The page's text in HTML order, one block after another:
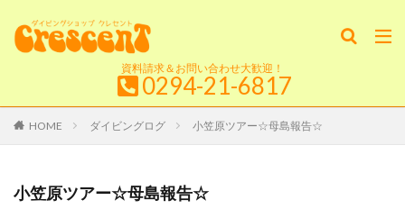
資料請求＆お問い合わせ大歓迎！
0294-21-6817
HOME ダイビングログ 小笠原ツアー☆母島報告☆
小笠原ツアー☆母島報告☆